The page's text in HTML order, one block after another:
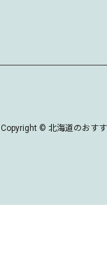
Copyright © 北海道のおす